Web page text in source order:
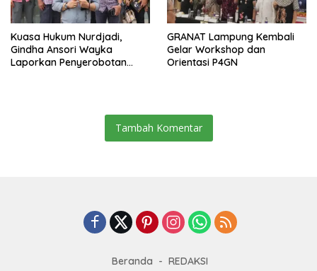
Kuasa Hukum Nurdjadi,
Gindha Ansori Wayka
Laporkan Penyerobotan
GRANAT Lampung Kembali
Gelar Workshop dan
Orientasi P4GN
Tambah Komentar
Beranda REDAKSI